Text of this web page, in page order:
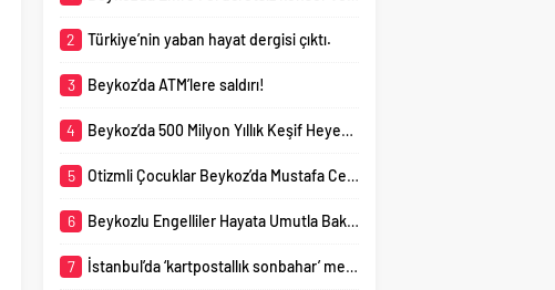
değerlendiren Yüksek
Mimar Mustafa Fatih
Demir,...
çevrim içi olarak başladı.
tarafından bu yıl ikincisi
Sempozyumu 2020”...
2 Türkiye’nin yaban hayat dergisi çıktı.
3 Beykoz’da ATM’lere saldırı!
4 Beykoz’da 500 Milyon Yıllık Keşif Heyecanı
5 Otizmli Çocuklar Beykoz’da Mustafa Ceceli Ve Atla Terapiyle Buluştu
6 Beykozlu Engelliler Hayata Umutla Bakıyor
7 İstanbul’da ‘kartpostallık sonbahar’ mest etti